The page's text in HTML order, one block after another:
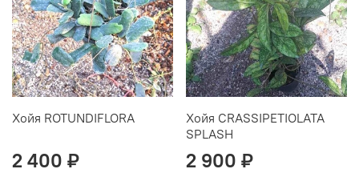
Хойя ROTUNDIFLORA
2 400 ₽
Хойя CRASSIPETIOLATA
SPLASH
2 900 ₽